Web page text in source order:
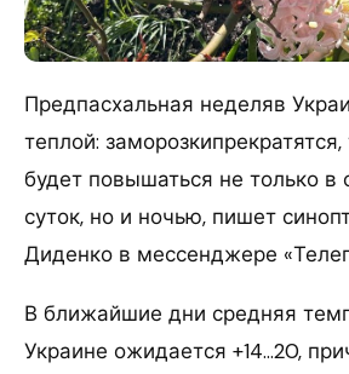
Предпасхальная неделяв
теплой:
будет повышаться не только в
суток, но и ночью, пишет
Диденко в мессенджере
В ближайшие дни средняя
Украине ожидается +14…20,